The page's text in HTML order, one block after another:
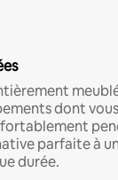
dont
parfaite à
durée.